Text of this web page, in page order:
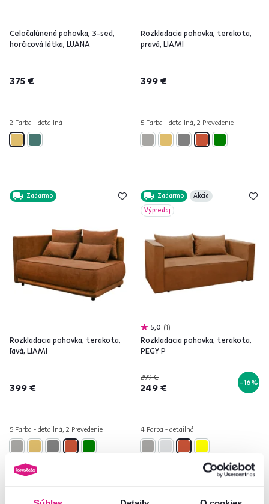
Celočalúnená pohovka, 3-sed,
horčicová látka, LUANA
375 €
2 Farba - detailná
Rozkladacia pohovka, terakota,
pravá, LIAMI
399 €
5 Farba - detailná, 2 Prevedenie
Zadarmo
Rozkladacia pohovka, terakota,
ľavá, LIAMI
399 €
5 Farba - detailná, 2 Prevedenie
Zadarmo
Akcia
Výpredaj
5,0 1
Rozkladacia pohovka, terakota,
PEGY P
299 €
249 € -16%
4 Farba - detailná